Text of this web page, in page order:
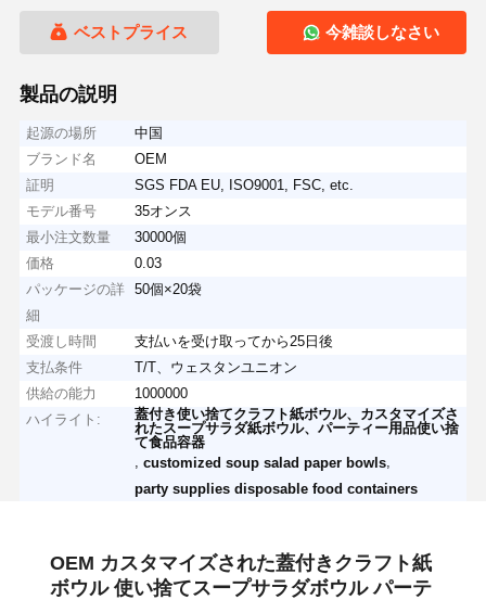
ベストプライス 今雑談しなさい
製品の説明
起源の場所
中国
ブランド名
OEM
証明
SGS FDA EU, ISO9001, FSC, etc.
モデル番号
35オンス
最小注文数量
30000個
価格
0.03
パッケージの詳
細
50個×20袋
受渡し時間
支払いを受け取ってから25日後
支払条件
T/T、ウェスタンユニオン
供給の能力
1000000
ハイライト:
蓋付き使い捨てクラフト紙ボウル、カスタマイズさ
れたスープサラダ紙ボウル、パーティー用品使い捨
て食品容器
,customized soup salad paper bowls
party supplies disposable food containers
OEM カスタマイズされた蓋付きクラフト紙
ボウル 使い捨てスープサラダボウル パーテ